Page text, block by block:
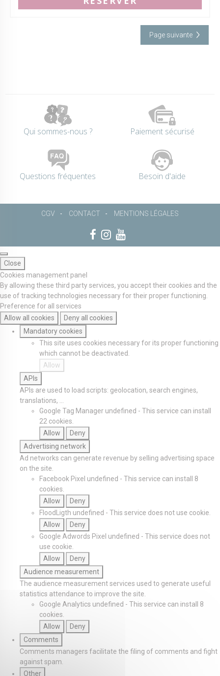
Page suivante
Qui sommes-nous ? Paiement sécurisé
Questions fréquentes Besoin d'aide
CGV CONTACT MENTIONS LÉGALES
Close
Cookies management panel
By allowing these third party services, you accept their cookies and the
use of tracking technologies necessary for their proper functioning.
Preference for all services
Allow all cookies
Deny all cookies
Mandatory cookies
This site uses cookies necessary for its proper functioning
which cannot be deactivated.
Allow
APIs
APIs are used to load scripts: geolocation, search engines,
translations, ...
Google Tag Manager undefined - This service can install
22 cookies.
Allow
Deny
Advertising network
Ad networks can generate revenue by selling advertising space
on the site.
Facebook Pixel undefined - This service can install 8
cookies.
Allow
Deny
FloodLigth undefined - This service does not use cookie.
Allow
Deny
Google Adwords Pixel undefined - This service does not
use cookie.
Allow
Deny
Audience measurement
The audience measurement services used to generate useful
statistics attendance to improve the site.
Google Analytics undefined - This service can install 8
cookies.
Allow
Deny
Comments
Comments managers facilitate the filing of comments and fight
against spam.
Other